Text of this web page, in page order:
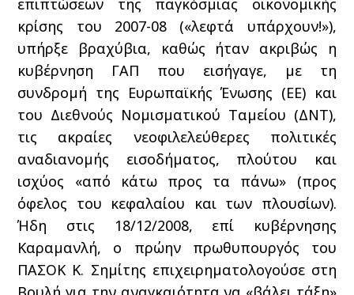
κρίσης του 2007-08 («λεφτά υπάρχουν!»),
υπήρξε βραχύβια, καθώς ήταν ακριβώς η
κυβέρνηση ΓΑΠ που εισήγαγε, με τη
συνδρομή της Ευρωπαϊκής Ένωσης (ΕΕ) και
του Διεθνούς Νομισματικού Ταμείου (ΔΝΤ),
τις ακραίες νεοφιλελεύθερες πολιτικές
αναδιανομής εισοδήματος, πλούτου και
ισχύος «από κάτω προς τα πάνω» (προς
όφελος του κεφαλαίου και των πλουσίων).
Ήδη στις 18/12/2008, επί κυβέρνησης
Καραμανλή, ο πρώην πρωθυπουργός του
ΠΑΣΟΚ Κ. Σημίτης επιχειρηματολογούσε στη